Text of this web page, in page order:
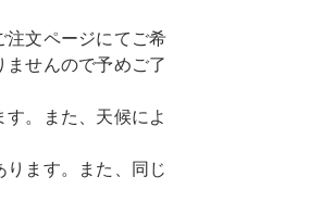
注文ページにてご希
せんので予めご了
。また、天候によ
ます。また、同じ